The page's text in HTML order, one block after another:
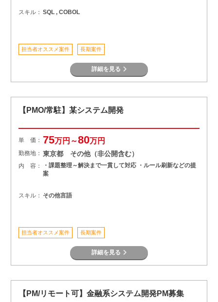
スキル： SQL , COBOL
担当者オススメ案件 長期案件
詳細を見る
【PMO/常駐】某システム開発
単 価： 75万円～80万円
勤務地： 東京都 その他（非公開含む）
内 容：
・課題整理～解決まで一貫して対応 ・ルール刷新などの提
案
スキル： その他言語
担当者オススメ案件 長期案件
詳細を見る
【PM/リモート可】金融系システム開発PM募集